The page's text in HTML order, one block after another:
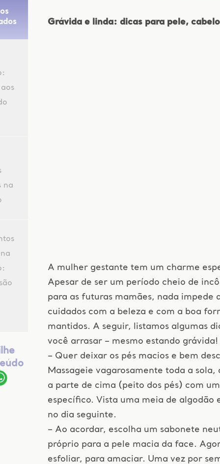
na
Grávida e linda: dicas para pele,
A mulher gestante tem um charme
Apesar de ser um período cheio de
para as futuras mamães, nada impede
cuidados com a beleza e com a boa
mantidos. A seguir, listamos algumas
você arrasar – mesmo estando grávida!
– Quer deixar os pés macios e bem
Massageie vagarosamente toda a sola,
a parte de cima (peito dos pés) com
específico. Vista uma meia de algodão
no dia seguinte.
– Ao acordar, escolha um sabonete
próprio para a pele macia da face.
esfoliar, para amaciar. Uma vez por